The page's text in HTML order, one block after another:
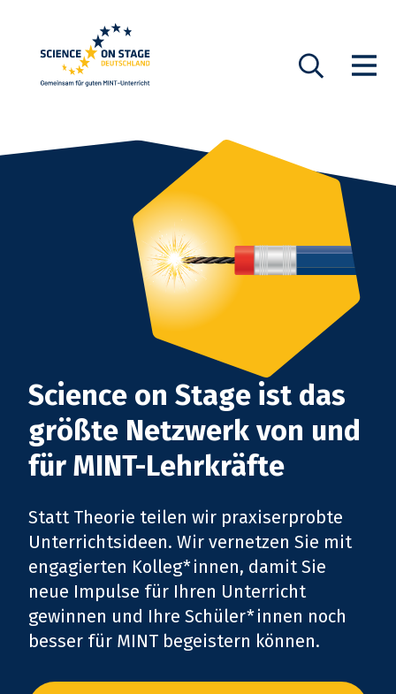
Suche
Show
Science on Stage ist das
größte Netzwerk von und
für MINT-Lehrkräfte
Statt Theorie teilen wir praxiserprobte
Unterrichtsideen. Wir vernetzen Sie mit
engagierten Kolleg*innen, damit Sie
neue Impulse für Ihren Unterricht
gewinnen und Ihre Schüler*innen noch
besser für MINT begeistern können.